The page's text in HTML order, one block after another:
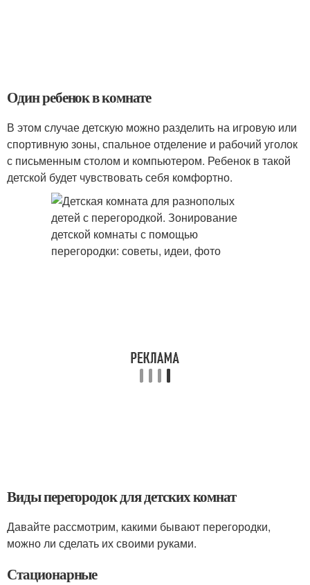
Один ребенок в комнате
В этом случае детскую можно разделить на игровую или
спортивную зоны, спальное отделение и рабочий уголок
с письменным столом и компьютером. Ребенок в такой
детской будет чувствовать себя комфортно.
Виды перегородок для детских комнат
Давайте рассмотрим, какими бывают перегородки,
можно ли сделать их своими руками.
Стационарные